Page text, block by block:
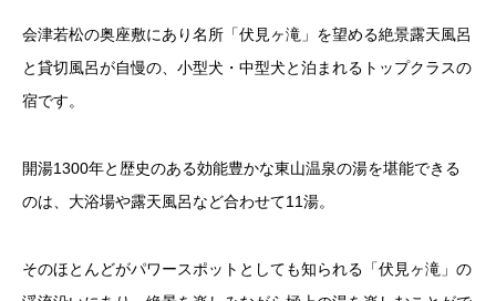
会津若松の奥座敷にあり名所「伏見ヶ滝」を望める絶景露天風呂
と貸切風呂が自慢の、小型犬・中型犬と泊まれるトップクラスの
宿です。
開湯1300年と歴史のある効能豊かな東山温泉の湯を堪能できる
のは、大浴場や露天風呂など合わせて11湯。
そのほとんどがパワースポットとしても知られる「伏見ヶ滝」の